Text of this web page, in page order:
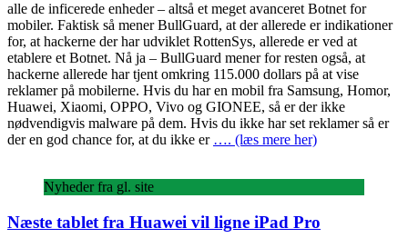
alle de inficerede enheder – altså et meget avanceret Botnet for
mobiler. Faktisk så mener BullGuard, at der allerede er indikationer
for, at hackerne der har udviklet RottenSys, allerede er ved at
etablere et Botnet. Nå ja – BullGuard mener for resten også, at
hackerne allerede har tjent omkring 115.000 dollars på at vise
reklamer på mobilerne. Hvis du har en mobil fra Samsung, Homor,
Huawei, Xiaomi, OPPO, Vivo og GIONEE, så er der ikke
nødvendigvis malware på dem. Hvis du ikke har set reklamer så er
der en god chance for, at du ikke er …. (læs mere her)
Nyheder fra gl. site
Næste tablet fra Huawei vil ligne iPad Pro